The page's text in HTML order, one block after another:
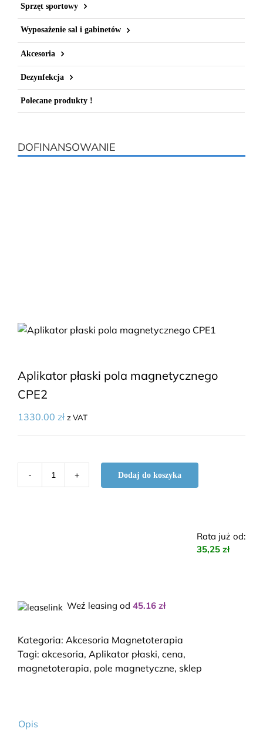
Aplikator płaski pola magnetycznego
CPE2
1330.00 zł z VAT
ilość
Dodaj do koszyka
Rata już od:
35,25 zł
Weź leasing od 45.16 zł
Kategoria: Akcesoria Magnetoterapia
Tagi: akcesoria, Aplikator płaski, cena,
magnetoterapia, pole magnetyczne, sklep
Opis
Sprzęt sportowy
Wyposażenie sal i gabinetów
Akcesoria
Dezynfekcja
Polecane produkty !
DOFINANSOWANIE